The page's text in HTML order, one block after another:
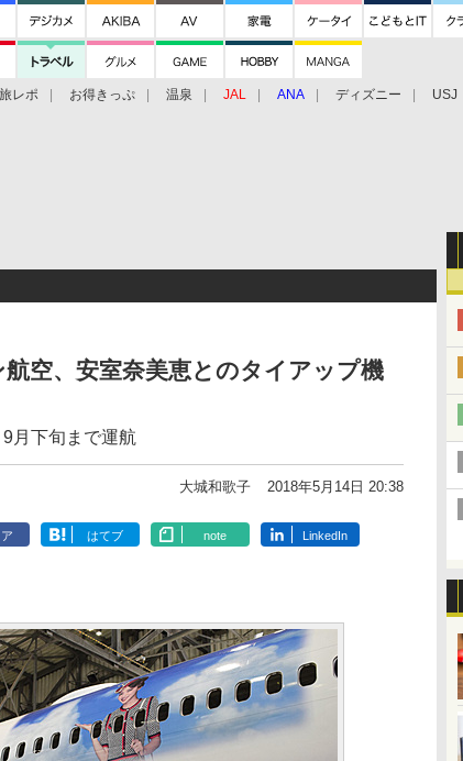
旅レポ お得きっぷ 温泉 JAL ANA ディズニー USJ
空、安室奈美恵とのタイアップ機
月下旬まで運航
大城和歌子 2018年5月14日 20:38
はてブ note LinkedIn